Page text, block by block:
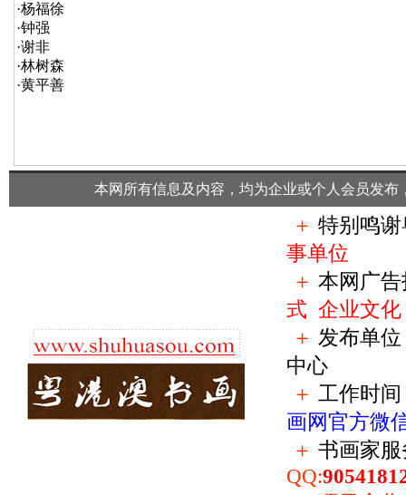
·杨福徐
·钟强
·谢非
·林树森
·黄平善
本网所有信息及内容，均为企业或个人会员发
＋ 特别鸣
事单位
＋ 本网广
式 企业文化
＋ 发布单
中心
＋ 工作时
画网官方微
＋ 书画家
QQ: